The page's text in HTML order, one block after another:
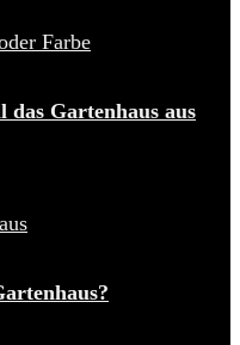
das Gartenhaus aus